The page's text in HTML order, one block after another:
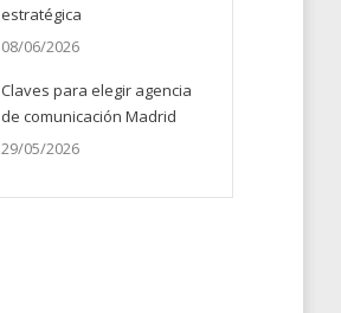
estratégica
08/06/2026
Claves para elegir agencia
de comunicación Madrid
29/05/2026